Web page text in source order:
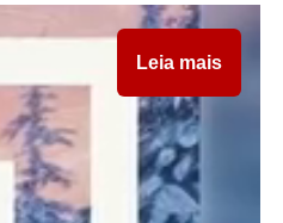
Leia mais